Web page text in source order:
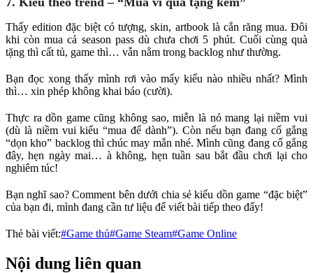
Thấy edition đặc biệt có tượng, skin, artbook là cắn răng mua. Đôi
khi còn mua cả season pass dù chưa chơi 5 phút. Cuối cùng quà
tặng thì cất tủ, game thì… vẫn nằm trong backlog như thường.
Bạn đọc xong thấy mình rơi vào mấy kiểu nào nhiều nhất? Mình
thì… xin phép không khai báo (cười).
Thực ra dồn game cũng không sao, miễn là nó mang lại niềm vui
(dù là niềm vui kiểu “mua để dành”). Còn nếu bạn đang cố gắng
“dọn kho” backlog thì chúc may mắn nhé. Mình cũng đang cố gắng
đây, hẹn ngày mai… à không, hẹn tuần sau bắt đầu chơi lại cho
nghiêm túc!
Bạn nghĩ sao? Comment bên dưới chia sẻ kiểu dồn game “đặc biệt”
của bạn đi, mình đang cần tư liệu để viết bài tiếp theo đấy!
Thẻ bài viết:#Game thủ#Game Steam#Game Online
Nội dung liên quan